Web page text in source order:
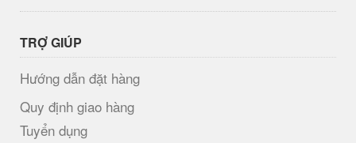
TRỢ GIÚP
Hướng dẫn đặt hàng
Quy định giao hàng
Tuyển dụng